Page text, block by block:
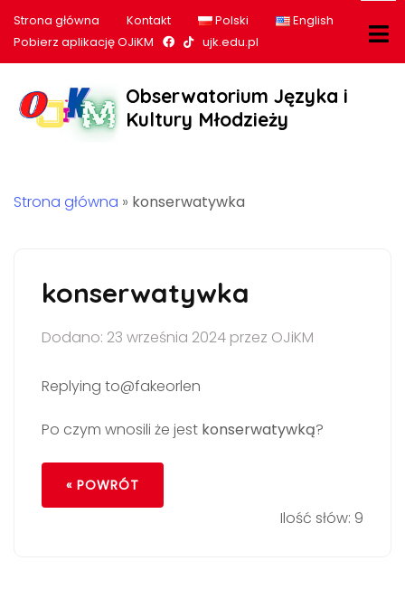
Strona główna Kontakt Polski
English
Pobierz aplikację OJiKM
Nasz profil na Facebook
Nasz profil na tiktok
ujk.edu.pl
Obserwatorium Języka i
Kultury Młodzieży
Strona główna » konserwatywka
konserwatywka
Dodano: 23 września 2024 przez OJiKM
Replying to@fakeorlen
Po czym wnosili że jest konserwatywką?
« POWRÓT
Ilość słów: 9